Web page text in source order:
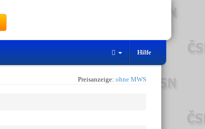
Hilfe
Preisanzeige: ohne MWS